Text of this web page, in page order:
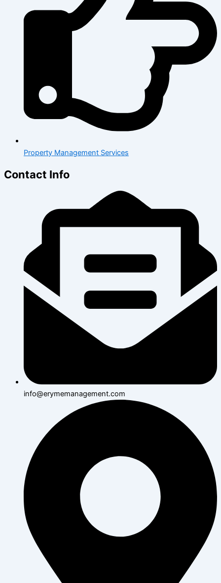
Property Management Services
Contact Info
info@erymemanagement.com